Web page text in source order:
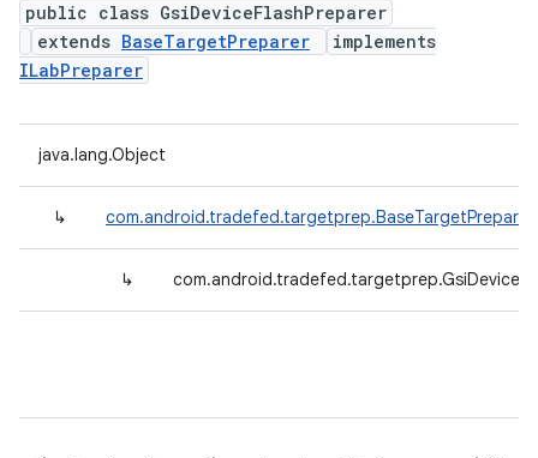
public class GsiDeviceFlashPreparer
extends BaseTargetPreparer
implements
ILabPreparer
java.lang.Object
↳ com.android.tradefed.targetprep.BaseTargetPreparer
↳